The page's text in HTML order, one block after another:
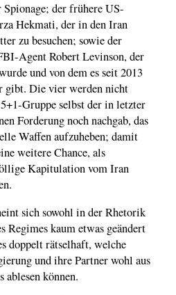
der frühere US-
Hekmati, der in den Iran
zu besuchen; sowie der
Agent Robert Levinson, der
und von dem es seit 2013
gibt. Die vier werden nicht
Gruppe selbst der in letzter
Forderung noch nachgab, das
Waffen aufzuheben; damit
weitere Chance, als
Kapitulation vom Iran
sich sowohl in der Rhetorik
Regimes kaum etwas geändert
doppelt rätselhaft, welche
und ihre Partner wohl aus
können.